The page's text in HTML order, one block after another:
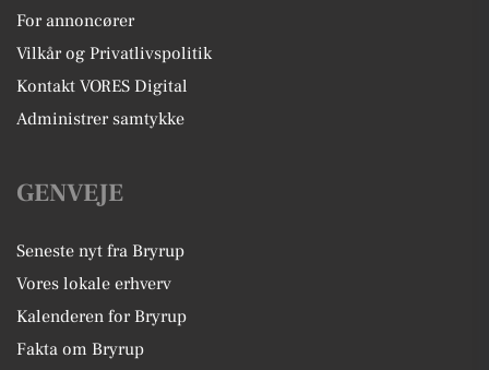
For annoncører
Vilkår og Privatlivspolitik
Kontakt VORES Digital
Administrer samtykke
GENVEJE
Seneste nyt fra Bryrup
Vores lokale erhverv
Kalenderen for Bryrup
Fakta om Bryrup